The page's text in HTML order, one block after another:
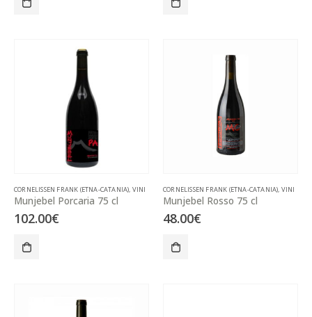
CORNELISSEN FRANK (ETNA-CATANIA), VINI
Munjebel Porcaria 75 cl
102.00€
CORNELISSEN FRANK (ETNA-CATANIA), VINI
Munjebel Rosso 75 cl
48.00€